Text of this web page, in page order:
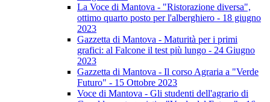
La Voce di Mantova - "Ristorazione diversa",
ottimo quarto posto per l'alberghiero - 18 giugno
2023
Gazzetta di Mantova - Maturità per i primi
grafici: al Falcone il test più lungo - 24 Giugno
2023
Gazzetta di Mantova - Il corso Agraria a "Verde
Futuro" - 15 Ottobre 2023
Voce di Mantova - Gli studenti dell'agrario di